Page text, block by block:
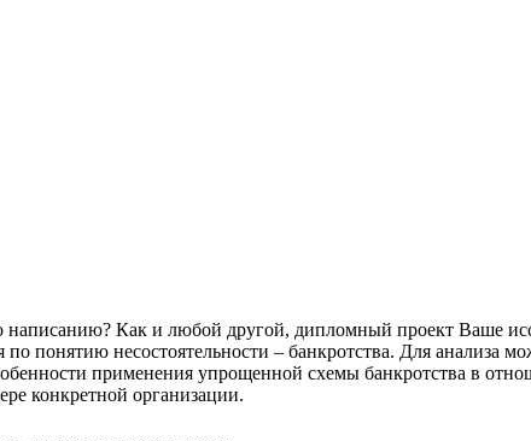
написанию? Как и любой другой, дипломный проект Ваше
понятию несостоятельности – банкротства. Для анализа
применения упрощенной схемы банкротства в
конкретной организации.